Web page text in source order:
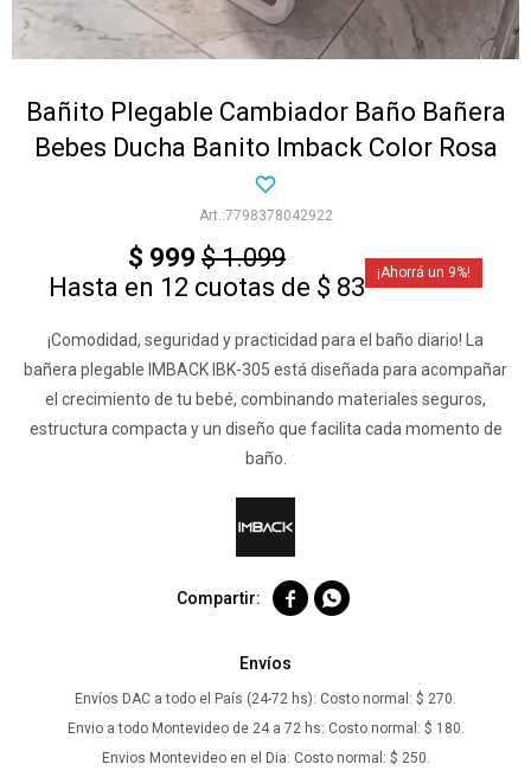
Bañito Plegable Cambiador Baño Bañera
Bebes Ducha Banito Imback Color Rosa
7798378042922
$ 999 $ 1.099
Hasta en 12 cuotas de $ 83
9
¡Comodidad, seguridad y practicidad para el baño diario! La
bañera plegable IMBACK IBK-305 está diseñada para acompañar
el crecimiento de tu bebé, combinando materiales seguros,
estructura compacta y un diseño que facilita cada momento de
baño.
 
Envíos
Envíos DAC a todo el País (24-72 hs): Costo normal: $ 270.
Envio a todo Montevideo de 24 a 72 hs: Costo normal: $ 180.
Envios Montevideo en el Dia: Costo normal: $ 250.